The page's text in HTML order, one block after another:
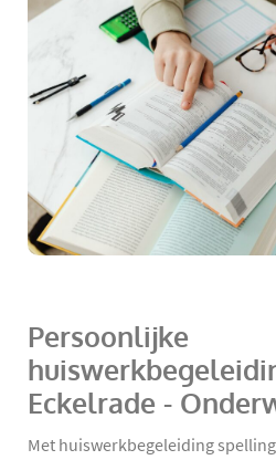
Persoonlijke
Eckelrade -
Met huiswerkbegeleiding